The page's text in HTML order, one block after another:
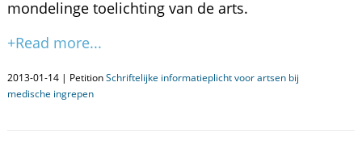
mondelinge toelichting van de arts.
+Read more...
2013-01-14 | PetitionSchriftelijke informatieplicht voor artsen bij
medische ingrepen